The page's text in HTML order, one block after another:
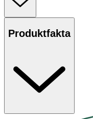
Produktfakta